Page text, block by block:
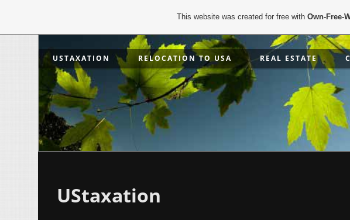
USTAXATION RELOCATION TO USA REAL ESTATE
UStaxation
This website was created for free withOwn-Free-